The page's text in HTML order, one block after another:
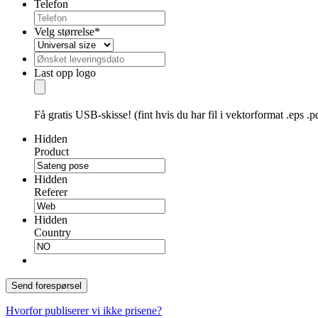
Telefon
Velg størrelse*
Ønsket
leveringsdato
dot
YYYY
Last opp logo
Få gratis USB-skisse! (fint hvis du har fil i vektorformat .eps
Hidden
Product
Hidden
Referer
Hidden
Country
Send forespørsel
Hvorfor publiserer vi ikke prisene?